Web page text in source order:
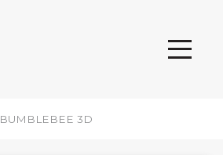
BUMBLEBEE 3D